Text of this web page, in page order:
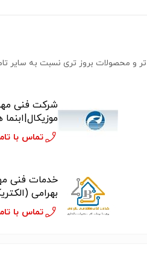
و محصولات بروز تری نسبت به سایر
شرکت فنی
آبنما
تماس با
خدمات فنی
بهرامی (الکتریکال
تماس با